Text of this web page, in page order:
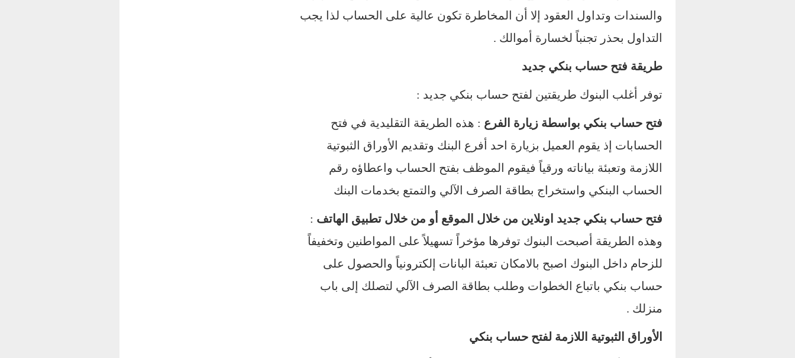
والسندات وتداول العقود إلا أن المخاطرة تكون عالية على الحساب لذا يجب
التداول بحذر تجنباً لخسارة أموالك .
طريقة فتح حساب بنكي جديد
توفر أغلب البنوك طريقتين لفتح حساب بنكي جديد :
فتح حساب بنكي بواسطة زيارة الفرع : هذه الطريقة التقليدية في فتح
الحسابات إذ يقوم العميل بزيارة احد أفرع البنك وتقديم الأوراق الثبوتية
اللازمة وتعبئة بياناته ورقياً فيقوم الموظف بفتح الحساب واعطاؤه رقم
الحساب البنكي واستخراج بطاقة الصرف الآلي والتمتع بخدمات البنك
فتح حساب بنكي جديد اونلاين من خلال الموقع أو من خلال تطبيق الهاتف :
وهذه الطريقة أصبحت البنوك توفرها مؤخراً تسهيلاً على المواطنين وتخفيفاً
للزحام داخل البنوك اصبح بالامكان تعبئة البانات إلكترونياً والحصول على
حساب بنكي باتباع الخطوات وطلب بطاقة الصرف الآلي لتصلك إلى باب
منزلك .
الأوراق الثبوتية اللازمة لفتح حساب بنكي